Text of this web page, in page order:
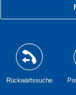
Rückwärtssuche